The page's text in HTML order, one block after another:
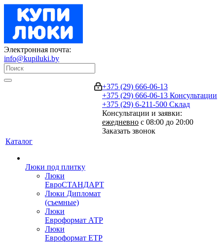
Электронная почта:
info@kupiluki.by
+375 (29) 666-06-13
+375 (29) 666-06-13 Консультации
+375 (29) 6-211-500 Склад
Консультации и заявки:
ежедневно с 08:00 до 20:00
Заказать звонок
Каталог
Люки под плитку
Люки
ЕвроСТАНДАРТ
Люки Дипломат
(съемные)
Люки
Евроформат АТР
Люки
Евроформат ЕТР